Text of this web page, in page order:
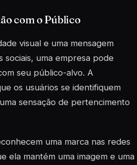
com o Público
visual e uma mensagem
sociais, uma empresa pode
seu público-alvo. A
os usuários se identifiquem
sensação de pertencimento
uma marca nas redes
ela mantém uma imagem e uma